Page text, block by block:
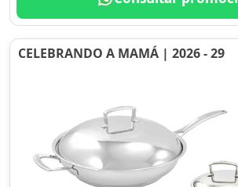
CELEBRANDO A MAMÁ | 2026 - 29